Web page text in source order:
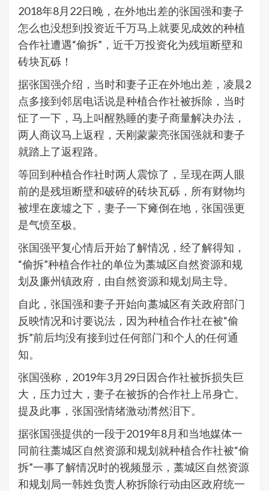
2018年8月22日晚，在外地出差的张国强和妻子
怎么也没想到投资近千万马上就要见成效的种植
合作社遭遇“偷拆”，近千万投资化为残垣断壁和
砖块瓦砾！
据张国强介绍，当时和妻子正在外地出差，凌晨2
点多接到邻居电话说是种植合作社被拆除，当时
怔了一下，马上叫醒熟睡的妻子商量解决办法，
两人商议马上返程，天刚蒙蒙亮张国强就和妻子
就踏上了返程路。
等回到种植合作社时两人震惊了，呈现在两人眼
前的是残垣断壁和破碎的砖块瓦砾，所有财物均
被埋在废墟之下，妻子一下瘫倒在地，张国强更
是气愤至极。
张国强平复心情后开始了解情况，经了解得知，
“偷拆”种植合作社的单位为藁城区自然资源和规
划及廉州镇政府，由自然资源和规划局主导。
自此，张国强和妻子开始向藁城区有关政府部门
反映情况和讨要说法，因为种植合作社在被“偷
拆”前后均没有接到过任何部门和个人的任何通
知。
张国强称，2019年3月29日因合作社被拆损失巨
大，压力过大，妻子在被拆的合作社上吊身亡。
提及此事，张国强情绪激动潸然泪下。
据张国强提供的一段于2019年8月和当地媒体一
同前往藁城区自然资源和规划就种植合作社被“偷
拆”一事了解情况时的视频显示，藁城区自然资源
和规划局一韩姓负责人称拆除行动由区政府统一